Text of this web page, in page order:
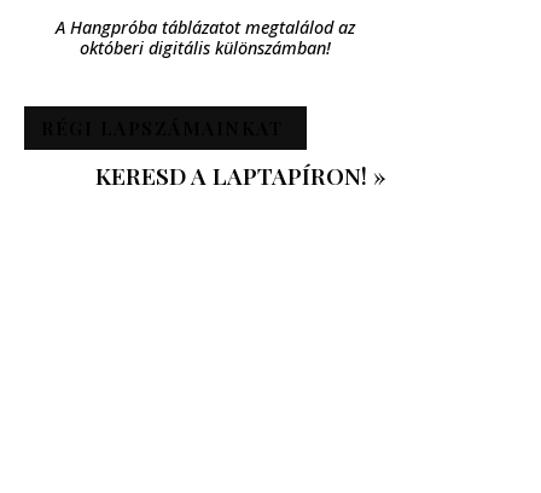
A Hangpróba táblázatot megtalálod az
októberi digitális különszámban!
KERESD A LAPTAPÍRON! »